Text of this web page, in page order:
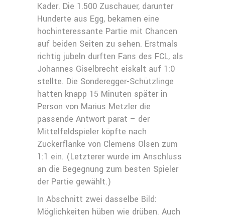
Kader. Die 1.500 Zuschauer, darunter
Hunderte aus Egg, bekamen eine
hochinteressante Partie mit Chancen
auf beiden Seiten zu sehen. Erstmals
richtig jubeln durften Fans des FCL, als
Johannes Giselbrecht eiskalt auf 1:0
stellte. Die Sonderegger-Schützlinge
hatten knapp 15 Minuten später in
Person von Marius Metzler die
passende Antwort parat – der
Mittelfeldspieler köpfte nach
Zuckerflanke von Clemens Olsen zum
1:1 ein. (Letzterer wurde im Anschluss
an die Begegnung zum besten Spieler
der Partie gewählt.)
In Abschnitt zwei dasselbe Bild:
Möglichkeiten hüben wie drüben. Auch